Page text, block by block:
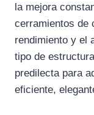
la mejora
cerramientos de
rendimiento y el
tipo de
predilecta para
eficiente,